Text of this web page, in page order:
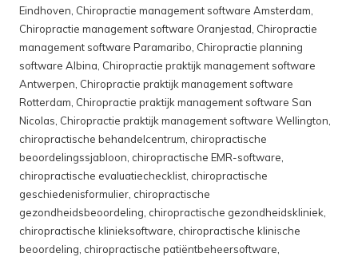
Eindhoven Chiropractie management software Amsterdam
Chiropractie management software Oranjestad Chiropractie
management software Paramaribo Chiropractie planning
software Albina Chiropractie praktijk management software
Antwerpen Chiropractie praktijk management software
Rotterdam Chiropractie praktijk management software San
Nicolas Chiropractie praktijk management software Wellington
chiropractische behandelcentrum chiropractische
beoordelingssjabloon chiropractische EMR-software
chiropractische evaluatiechecklist chiropractische
geschiedenisformulier chiropractische
gezondheidsbeoordeling chiropractische gezondheidskliniek
chiropractische klinieksoftware chiropractische klinische
beoordeling chiropractische patiëntbeheersoftware